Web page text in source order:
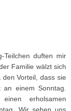
Teilchen duften mir
Familie wälzt sich
Vorteil, dass sie
einem Sonntag.
erholsamen